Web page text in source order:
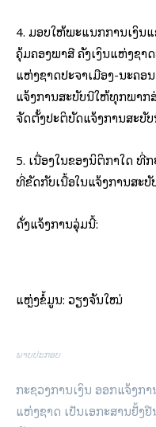
4. ມອບໃຫ້ພະແນກການເງິນ
ຄຸ້ມຄອງພາສີ ຄັງເງິນແຫ່ງຊາ
ແຫ່ງຊາດປະຈໍາເມືອງ-ນະຄ
ແຈ້ງການສະບັບນີໃຫ້ທຸກພາກ
ຈັດຕັ້ງປະຕິບັດແຈ້ງການສະບັບ
5. ເນື່ອງໃນຂອງນິຕິກໍາໃດ ທີ່
ທີ່ຂັດກັບເນື້ອໃນແຈ້ງການສະ
ດັ່ງແຈ້ງການລຸ່ມນີ້:
ແຫຼ່ງຂໍ້ມູນ: ວຽງຈັນໃໝ່
ພາບປະກອບ
ກະຊວງການເງິນ ອອກແຈ້ງກາ
ແຫ່ງຊາດ ເປັນເອກະສານຢັ້ງ